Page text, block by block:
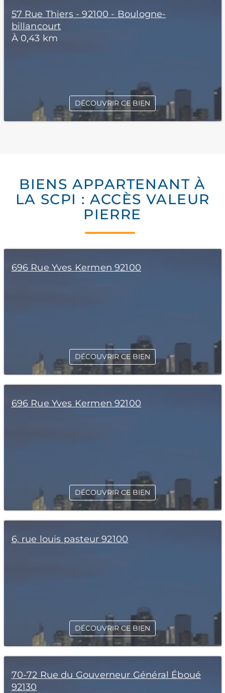
57 Rue Thiers - 92100 - Boulogne-
billancourt
À 0,43 km
DÉCOUVRIR CE BIEN
BIENS APPARTENANT À
LA SCPI : ACCÈS VALEUR
PIERRE
696 Rue Yves Kermen 92100
DÉCOUVRIR CE BIEN
696 Rue Yves Kermen 92100
DÉCOUVRIR CE BIEN
6, rue louis pasteur 92100
DÉCOUVRIR CE BIEN
70-72 Rue du Gouverneur Général Éboué
92130